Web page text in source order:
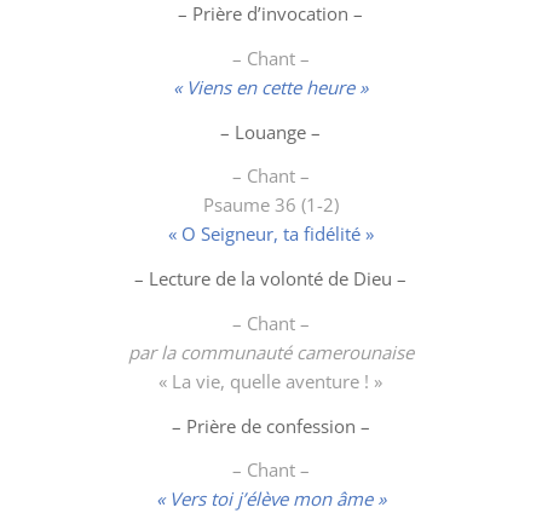
– Prière d’invocation –
– Chant –
« Viens en cette heure »
– Louange –
– Chant –
Psaume 36 (1-2)
« O Seigneur, ta fidélité »
– Lecture de la volonté de Dieu –
– Chant –
par la communauté camerounaise
« La vie, quelle aventure ! »
– Prière de confession –
– Chant –
« Vers toi j’élève mon âme »